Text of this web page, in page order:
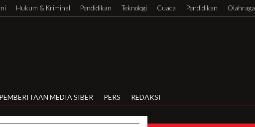
Hukum & Kriminal Pendidikan Teknologi Cuaca Pendidikan Olahraga
MEDIA SIBER PERS REDAKSI